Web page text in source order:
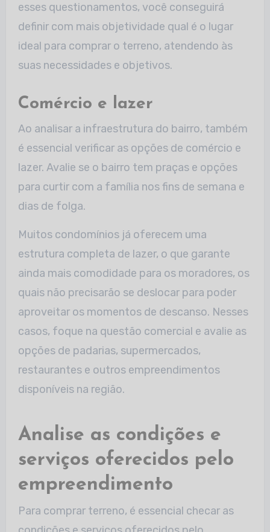
esses questionamentos, você conseguirá
definir com mais objetividade qual é o lugar
ideal para comprar o terreno, atendendo às
suas necessidades e objetivos.
Comércio e lazer
Ao analisar a infraestrutura do bairro, também
é essencial verificar as opções de comércio e
lazer. Avalie se o bairro tem praças e opções
para curtir com a família nos fins de semana e
dias de folga.
Muitos condomínios já oferecem uma
estrutura completa de lazer, o que garante
ainda mais comodidade para os moradores, os
quais não precisarão se deslocar para poder
aproveitar os momentos de descanso. Nesses
casos, foque na questão comercial e avalie as
opções de padarias, supermercados,
restaurantes e outros empreendimentos
disponíveis na região.
Analise as condições e
serviços oferecidos pelo
empreendimento
Para comprar terreno, é essencial checar as